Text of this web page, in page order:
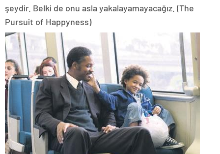
şeydir. Belki de onu asla yakalayamayacağız. (The
Pursuit of Happyness)